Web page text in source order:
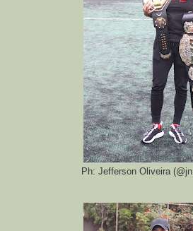
Ph: Jefferson Oliveira